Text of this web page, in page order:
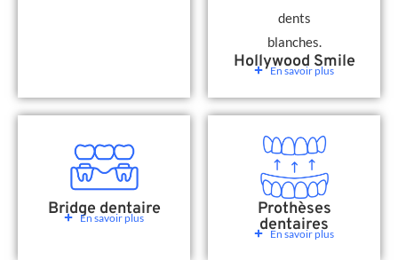
Hollywood Smile
En savoir plus
Bridge dentaire
En savoir plus Prothèses
dentaires
En savoir plus